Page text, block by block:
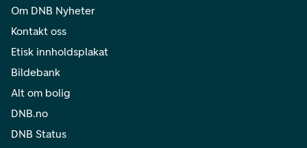
Om DNB Nyheter
Kontakt oss
Etisk innholdsplakat
Bildebank
Alt om bolig
DNB.no
DNB Status